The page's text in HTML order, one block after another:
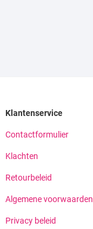
Klantenservice
Contactformulier
Klachten
Retourbeleid
Algemene voorwaarden
Privacy beleid